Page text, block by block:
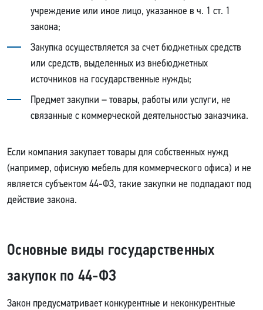
учреждение или иное лицо, указанное в ч. 1 ст. 1
закона;
Закупка осуществляется за счет бюджетных средств
или средств, выделенных из внебюджетных
источников на государственные нужды;
Предмет закупки – товары, работы или услуги, не
связанные с коммерческой деятельностью заказчика.
Если компания закупает товары для собственных нужд
(например, офисную мебель для коммерческого офиса) и не
является субъектом 44-ФЗ, такие закупки не подпадают под
действие закона.
Основные виды государственных
закупок по 44-ФЗ
Закон предусматривает конкурентные и неконкурентные